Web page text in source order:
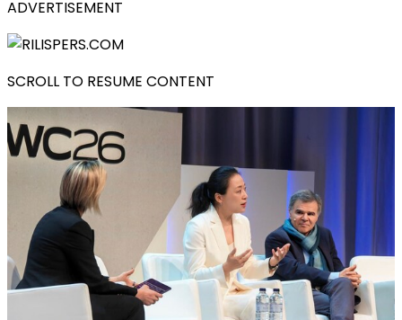
ADVERTISEMENT
SCROLL TO RESUME CONTENT